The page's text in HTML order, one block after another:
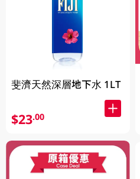
斐濟天然深層地下水 1LT
$23.00